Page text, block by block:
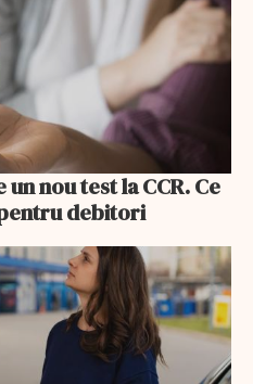
nou test la CCR. Ce
debitori